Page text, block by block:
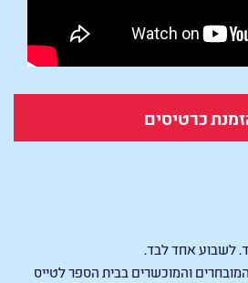
כרטיסים
לשבוע אחד לבד.
והמוכשרים בבית הספר לטייס